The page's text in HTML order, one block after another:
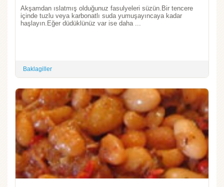
Akşamdan ıslatmış olduğunuz fasulyeleri süzün.Bir tencere
içinde tuzlu veya karbonatlı suda yumuşayıncaya kadar
haşlayın.Eğer düdüklünüz var ise daha ...
Baklagiller